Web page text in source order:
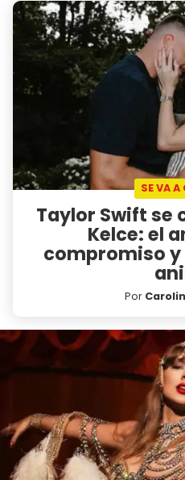
SE VA A
Taylor Swift se
Kelce: el
compromiso
Por